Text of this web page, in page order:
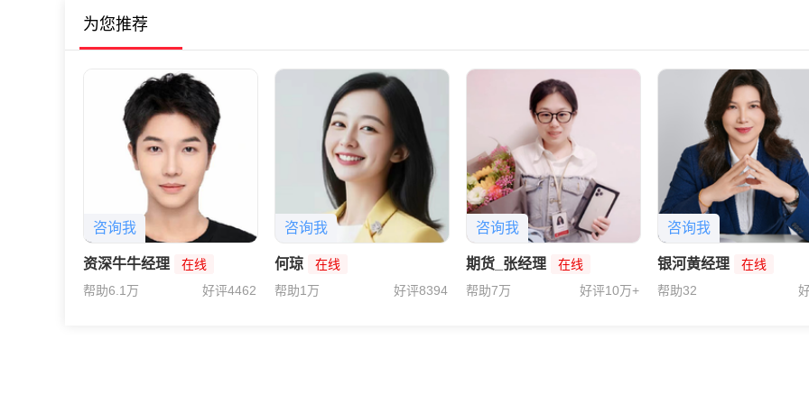
为您推荐
咨询我
资深牛牛经理
在线
帮助6.1万
好评4462
咨询我
何琼
在线
帮助1万
好评8394
咨询我
期货_张经理
在线
帮助7万
好评10万+
咨询我
银河黄经理
在线
帮助32